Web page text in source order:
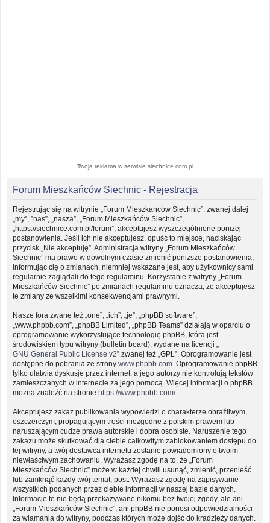
Twoja reklama w serwisie siechnice.com.pl
Forum Mieszkańców Siechnic - Rejestracja
Rejestrując się na witrynie „Forum Mieszkańców Siechnic”, zwanej dalej
„my”, ”nas”, „nasza”, „Forum Mieszkańców Siechnic”,
„https://siechnice.com.pl/forum”, akceptujesz wyszczególnione poniżej
postanowienia. Jeśli ich nie akceptujesz, opuść to miejsce, naciskając
przycisk „Nie akceptuję”. Administracja witryny „Forum Mieszkańców
Siechnic” ma prawo w dowolnym czasie zmienić poniższe postanowienia,
informując cię o zmianach, niemniej wskazane jest, aby użytkownicy sami
regularnie zaglądali do tego regulaminu. Korzystanie z witryny „Forum
Mieszkańców Siechnic” po zmianach regulaminu oznacza, że akceptujesz
te zmiany ze wszelkimi konsekwencjami prawnymi.
Nasze fora zwane też „one”, „ich”, „je”, „phpBB software”,
„www.phpbb.com”, „phpBB Limited”, „phpBB Teams” działają w oparciu o
oprogramowanie wykorzystujące technologię phpBB, która jest
środowiskiem typu witryny (bulletin board), wydane na licencji „
GNU General Public License v2” zwanej też „GPL”. Oprogramowanie jest
dostępne do pobrania ze strony www.phpbb.com . Oprogramowanie phpBB
tylko ułatwia dyskusje przez internet, a jego autorzy nie kontrolują tekstów
zamieszczanych w internecie za jego pomocą. Więcej informacji o phpBB
można znaleźć na stronie https://www.phpbb.com/.
Akceptujesz zakaz publikowania wypowiedzi o charakterze obraźliwym,
oszczerczym, propagującym treści niezgodne z polskim prawem lub
naruszającym cudze prawa autorskie i dobra osobiste. Naruszenie tego
zakazu może skutkować dla ciebie całkowitym zablokowaniem dostępu do
tej witryny, a twój dostawca internetu zostanie powiadomiony o twoim
niewłaściwym zachowaniu. Wyrażasz zgodę na to, że „Forum
Mieszkańców Siechnic” może w każdej chwili usunąć, zmienić, przenieść
lub zamknąć każdy twój temat, post. Wyrażasz zgodę na zapisywanie
wszystkich podanych przez ciebie informacji w naszej bazie danych.
Informacje te nie będą przekazywane nikomu bez twojej zgody, ale ani
„Forum Mieszkańców Siechnic”, ani phpBB nie ponosi odpowiedzialności
za włamania do witryny, podczas których może dojść do kradzieży danych.